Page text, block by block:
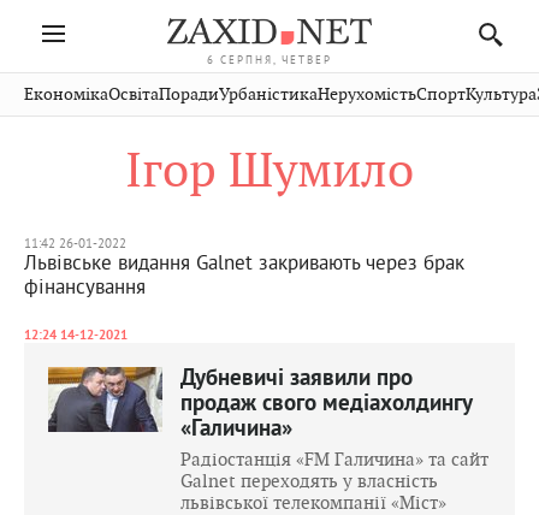
6 СЕРПНЯ, ЧЕТВЕР
Івано-
Франківськ
Волинь
Рівне
Чернівці
Стрий
Хмельницький
Публікації
Авто СловкоКультура
Кіно Дім Спорт
ЕкономікаОсвітаПорадиУрбаністикаНерухомістьСпортКультура
Ігор Шумило
11:42 26-01-2022
Львівське видання Galnet закривають через брак
фінансування
12:24 14-12-2021
Дубневичі заявили про
продаж свого медіахолдингу
«Галичина»
Радіостанція «FM Галичина» та сайт
Galnet переходять у власність
львівської телекомпанії «Міст»